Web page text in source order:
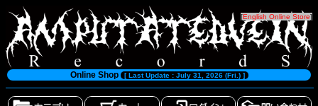
[English Online Store]
Online Shop [ Last Update : July 31, 2026 (Fri.) ]